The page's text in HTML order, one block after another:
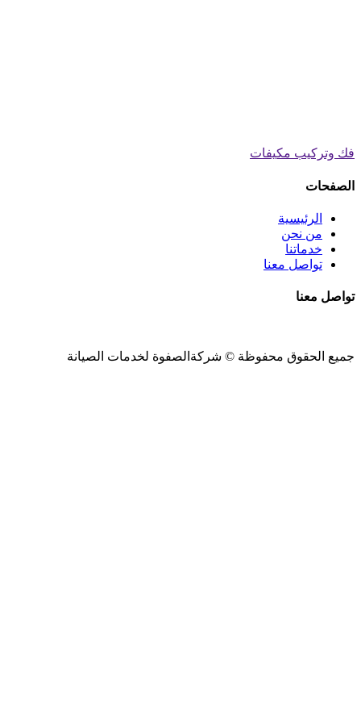
فك وتركيب مكيفات
الصفحات
الرئيسية
من نحن
خدماتنا
تواصل معنا
تواصل معنا
جميع الحقوق محفوظة © شركةالصفوة لخدمات الصيانة